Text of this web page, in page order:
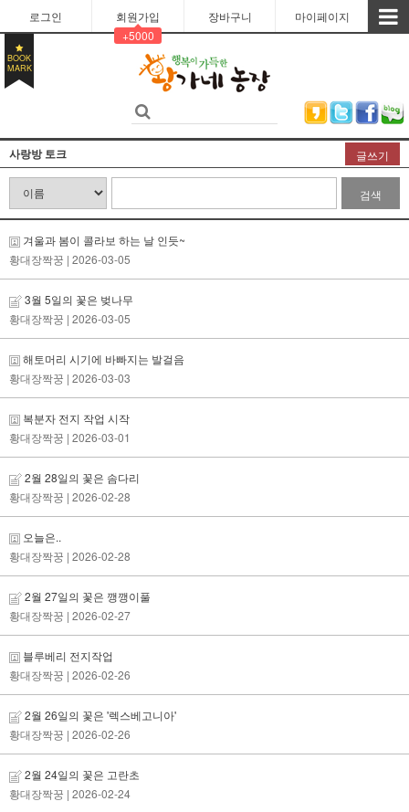
로그인
회원가입
+5000
장바구니 마이페이지
BOOK
MARK
사랑방 토크 글쓰기
검색
겨울과 봄이 콜라보 하는 날 인듯~
황대장짝꿍 | 2026-03-05
3월 5일의 꽃은 벚나무
황대장짝꿍 | 2026-03-05
해토머리 시기에 바빠지는 발걸음
황대장짝꿍 | 2026-03-03
복분자 전지 작업 시작
황대장짝꿍 | 2026-03-01
2월 28일의 꽃은 솜다리
황대장짝꿍 | 2026-02-28
오늘은..
황대장짝꿍 | 2026-02-28
2월 27일의 꽃은 깽깽이풀
황대장짝꿍 | 2026-02-27
블루베리 전지작업
황대장짝꿍 | 2026-02-26
2월 26일의 꽃은 '렉스베고니아'
황대장짝꿍 | 2026-02-26
2월 24일의 꽃은 고란초
황대장짝꿍 | 2026-02-24